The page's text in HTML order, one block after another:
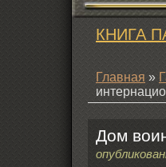
КНИГА
Главная »
Дом